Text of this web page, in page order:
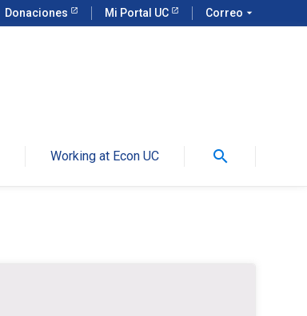
Donaciones Mi Portal UC Correo arrow_drop_down
Working at Econ UC search